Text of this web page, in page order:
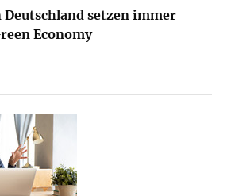
setzen immer
Economy